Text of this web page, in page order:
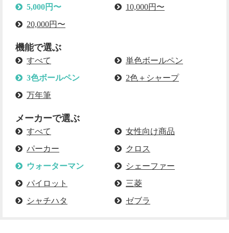
5,000円〜
10,000円〜
20,000円〜
機能で選ぶ
すべて
単色ボールペン
3色ボールペン
2色＋シャープ
万年筆
メーカーで選ぶ
すべて
女性向け商品
パーカー
クロス
ウォーターマン
シェーファー
パイロット
三菱
シャチハタ
ゼブラ